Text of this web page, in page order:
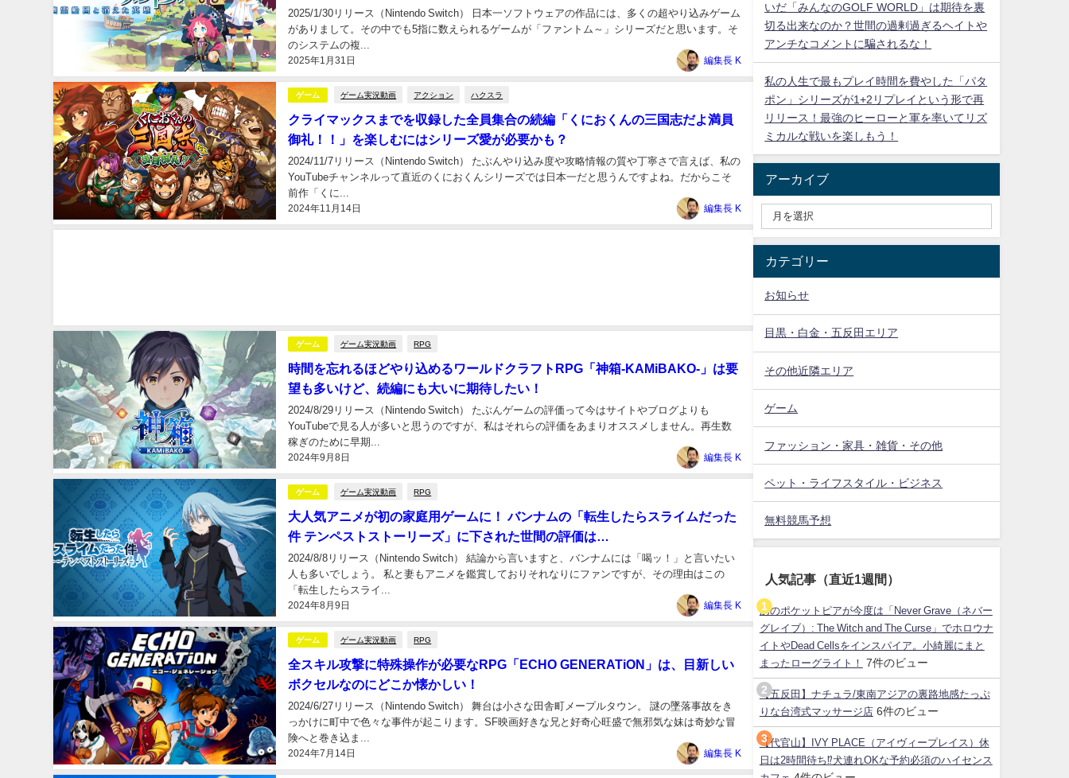
2025年1月31日
2025/1/30リリース（Nintendo Switch） 日本一ソフトウェアの作品には、多くの超やり込みゲーム
がありまして。その中でも5指に数えられるゲームが「ファントム～」シリーズだと思います。そ
のシステムの複...
編集長 K
ゲーム ゲーム実況動画 アクション ハクスラ
クライマックスまでを収録した全員集合の続編「くにおくんの三国志だよ満員
御礼！！」を楽しむにはシリーズ愛が必要かも？
2024年11月14日
2024/11/7リリース（Nintendo Switch） たぶんやり込み度や攻略情報の質や丁寧さで言えば、私の
YouTubeチャンネルって直近のくにおくんシリーズでは日本一だと思うんですよね。だからこそ
前作「くに...
編集長 K
ゲーム ゲーム実況動画 RPG
時間を忘れるほどやり込めるワールドクラフトRPG「神箱-KAMiBAKO-」は要
望も多いけど、続編にも大いに期待したい！
2024年9月8日
2024/8/29リリース（Nintendo Switch） たぶんゲームの評価って今はサイトやブログよりも
YouTubeで見る人が多いと思うのですが、私はそれらの評価をあまりオススメしません。再生数
稼ぎのために早期...
編集長 K
ゲーム ゲーム実況動画 RPG
大人気アニメが初の家庭用ゲームに！ バンナムの「転生したらスライムだった
件 テンペストストーリーズ」に下された世間の評価は…
2024年8月9日
2024/8/8リリース（Nintendo Switch） 結論から言いますと、バンナムには「喝ッ！」と言いたい
人も多いでしょう。 私と妻もアニメを鑑賞しておりそれなりにファンですが、その理由はこの
「転生したらスライ...
編集長 K
ゲーム ゲーム実況動画 RPG
全スキル攻撃に特殊操作が必要なRPG「ECHO GENERATiON」は、目新しい
ボクセルなのにどこか懐かしい！
2024年7月14日
2024/6/27リリース（Nintendo Switch） 舞台は小さな田舎町メープルタウン。 謎の墜落事故をき
っかけに町中で色々な事件が起こります。SF映画好きな兄と好奇心旺盛で無邪気な妹は奇妙な冒
険へと巻き込ま...
編集長 K
いだ「みんなのGOLF WORLD」は期待を裏
切る出来なのか？世間の過剰過ぎるヘイトや
アンチなコメントに騙されるな！
私の人生で最もプレイ時間を費やした「パタ
ポン」シリーズが1+2リプレイという形で再
リリース！最強のヒーローと軍を率いてリズ
ミカルな戦いを楽しもう！
アーカイブ
カテゴリー
お知らせ
目黒・白金・五反田エリア
その他近隣エリア
ゲーム
ファッション・家具・雑貨・その他
ペット・ライフスタイル・ビジネス
無料競馬予想
人気記事（直近1週間）
あのポケットピアが今度は「Never Grave（ネバー
グレイブ）: The Witch and The Curse」でホロウナ
イトやDead Cellsをインスパイア。小綺麗にまと
まったローグライト！
7件のビュー
【五反田】ナチュラ/東南アジアの裏路地感たっぷ
りな台湾式マッサージ店 6件のビュー
【代官山】IVY PLACE（アイヴィープレイス）休
日は2時間待ち⁉犬連れOKな予約必須のハイセンス